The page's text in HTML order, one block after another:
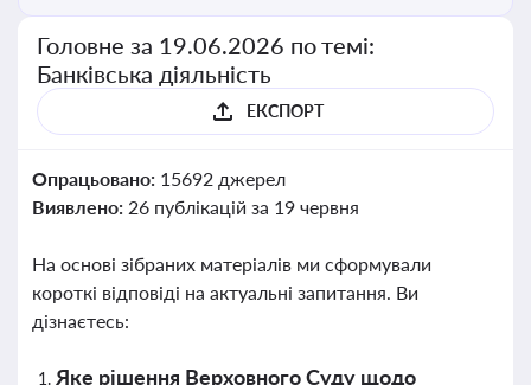
Головне за 19.06.2026 по темі:
Банківська діяльність
ЕКСПОРТ
Опрацьовано: 15692 джерел
Виявлено: 26 публікацій за 19 червня
На основі зібраних матеріалів ми сформували
короткі відповіді на актуальні запитання. Ви
дізнаєтесь:
Яке рішення Верховного Суду щодо